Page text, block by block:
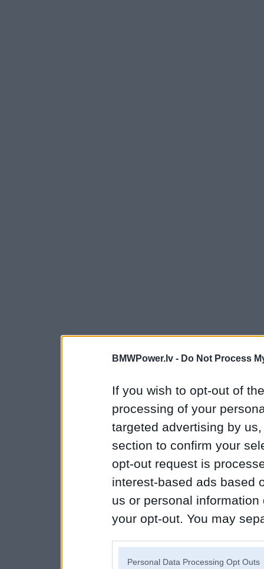
BMWPower.lv - Do Not Process
If you wish to opt-out of
processing of your
targeted advertising by
section to confirm your
opt-out request is
interest-based ads based
us or personal
your opt-out. You may
Personal Data Processing Opt Outs